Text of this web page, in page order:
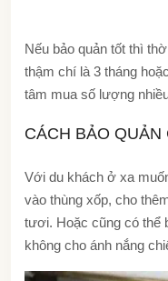
Nếu bảo quản tốt thì
thậm chí là 3 tháng
tâm mua số lượng
CÁCH BẢO QUẢN
Với du khách ở xa
vào thùng xốp, cho
tươi. Hoặc cũng có thể
không cho ánh nắng